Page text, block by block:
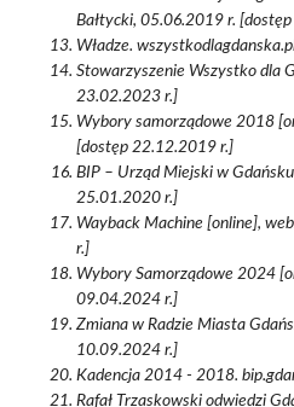
Bałtycki, 05.06.2019 r.
Władze.
Stowarzyszenie Wszystko dla
23.02.2023 r.]
Wybory samorządowe 2018
[dostęp 22.12.2019 r.]
BIP – Urząd Miejski w
25.01.2020 r.]
Wayback Machine [online],
r.]
Wybory Samorządowe 2024
09.04.2024 r.]
Zmiana w Radzie Miasta
10.09.2024 r.]
Kadencja 2014 - 2018.
Rafał Trzaskowski odwiedzi